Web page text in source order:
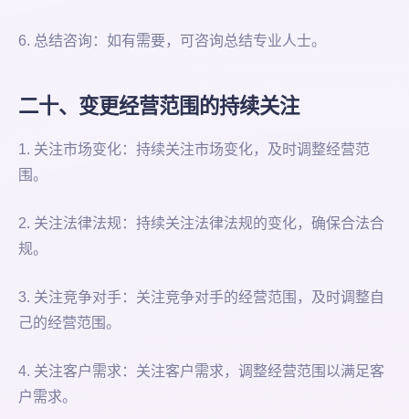
6. 总结咨询：如有需要，可咨询总结专业人士。
二十、变更经营范围的持续关注
1. 关注市场变化：持续关注市场变化，及时调整经营范
围。
2. 关注法律法规：持续关注法律法规的变化，确保合法合
规。
3. 关注竞争对手：关注竞争对手的经营范围，及时调整自
己的经营范围。
4. 关注客户需求：关注客户需求，调整经营范围以满足客
户需求。